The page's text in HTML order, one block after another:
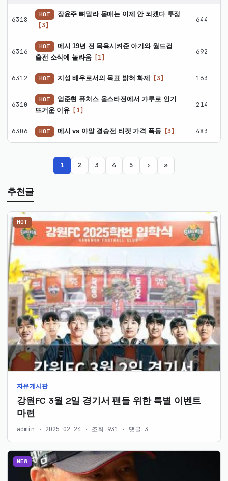
유
판
신
6318
HOT
장윤주 뼈말라 몸매는 이제 안 되겠다 투정
[3]
644
6316
HOT
메시 19년 전 목욕시켜준 아기와 월드컵
출전 소식에 놀라움
[1]
692
6312 HOT 지성 배우로서의 목표 밝혀 화제 [3] 163
6310
HOT
엄준현 퓨처스 올스타전에서 갸루로 인기
뜨거운 이유 [1]
214
6306 HOT 메시 vs 야말 결승전 티켓 가격 폭등 [3] 483
1 2 3 4 5 › »
추천글
HOT
자유게시판
강원FC 3월 2일 경기서 팬들 위한 특별 이벤트
마련
admin · 2025-02-24 · 조회 931 · 댓글 3
NEW